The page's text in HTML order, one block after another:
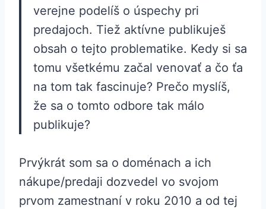
verejne podelíš o úspechy pri
predajoch. Tiež aktívne publikuješ
obsah o tejto problematike. Kedy si sa
tomu všetkému začal venovať a čo ťa
na tom tak fascinuje? Prečo myslíš,
že sa o tomto odbore tak málo
publikuje?
Prvýkrát som sa o doménach a ich
nákupe/predaji dozvedel vo svojom
prvom zamestnaní v roku 2010 a od tej